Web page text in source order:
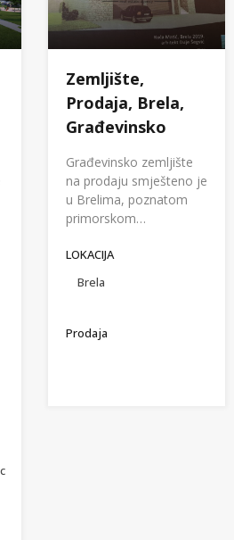
Zemljište,
Prodaja, Brela,
Građevinsko
Građevinsko zemljište
na prodaju smješteno je
u Brelima, poznatom
primorskom…
LOKACIJA
Brela
Prodaja